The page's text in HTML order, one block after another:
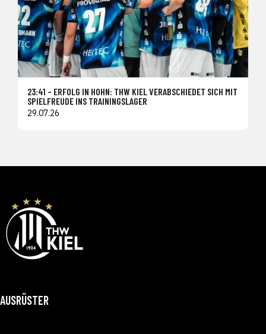
23:41 – ERFOLG IN HOHN: THW KIEL VERABSCHIEDET SICH MIT
SPIELFREUDE INS TRAININGSLAGER
29.07.26
AUSRÜSTER